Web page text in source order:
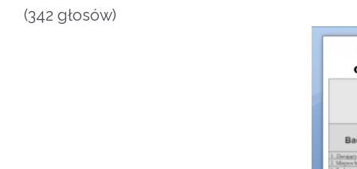
(342 głosów)